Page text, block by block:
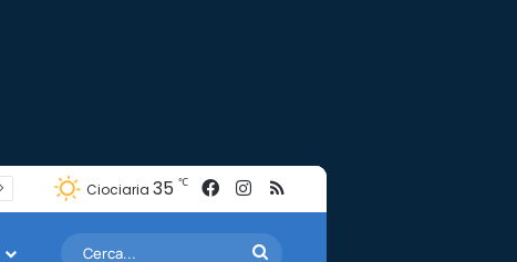
Ciociaria 35 ℃ FacebookInstagram
RSS